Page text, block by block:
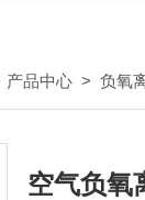
产品中心 > 负氧
空气负氧